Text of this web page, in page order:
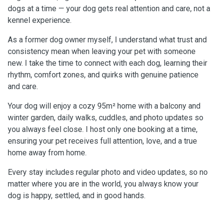
dogs at a time — your dog gets real attention and care, not a
kennel experience.
As a former dog owner myself, I understand what trust and
consistency mean when leaving your pet with someone
new. I take the time to connect with each dog, learning their
rhythm, comfort zones, and quirks with genuine patience
and care.
Your dog will enjoy a cozy 95m² home with a balcony and
winter garden, daily walks, cuddles, and photo updates so
you always feel close. I host only one booking at a time,
ensuring your pet receives full attention, love, and a true
home away from home.
Every stay includes regular photo and video updates, so no
matter where you are in the world, you always know your
dog is happy, settled, and in good hands.